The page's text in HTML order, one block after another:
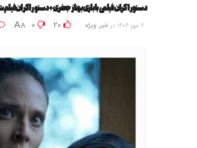
دستور اکران فیلمی با بازی بهناز جعفری+دستور اکران
6 مهر 1404 در خبر,ویژه 20
0
A
A